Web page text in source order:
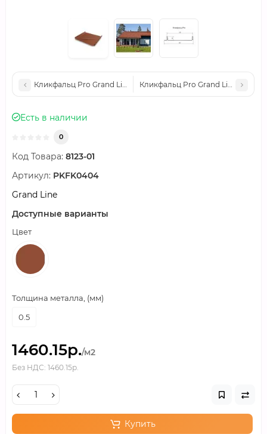
Кликфальц Pro Grand Line 0,45 Drap с пленкой на замках RAL
Кликфальц Pro Grand Line 0,5
Есть в наличии
0
Код Товара: 8123-01
Артикул: PKFK0404
Grand Line
Доступные варианты
Цвет
Толщина металла, (мм)
0.5
1460.15р./м2
Без НДС: 1460.15р.
Купить